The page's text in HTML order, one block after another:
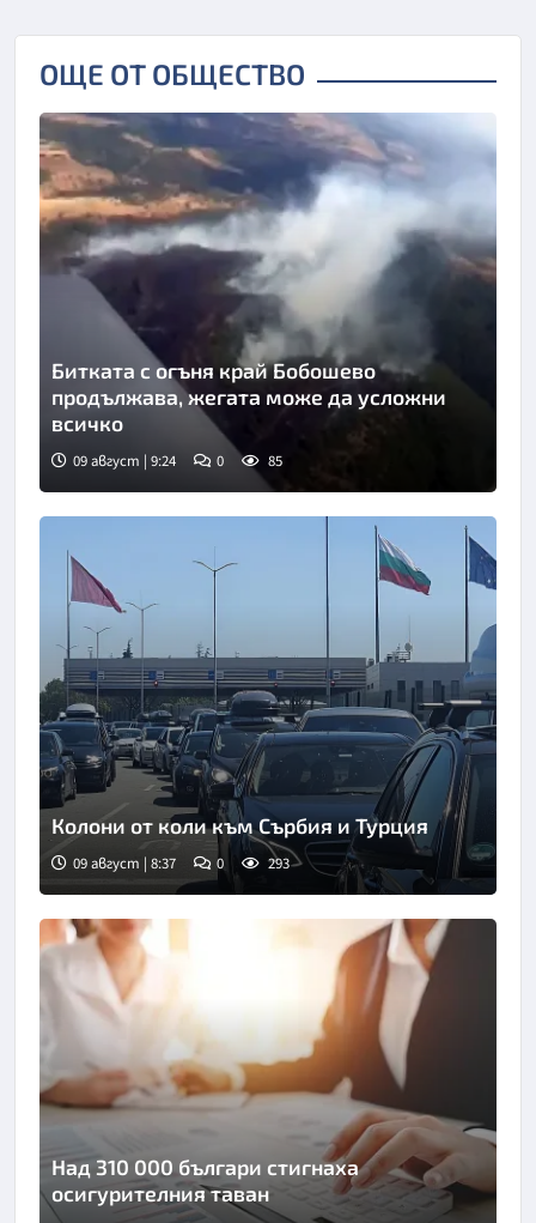
ОЩЕ ОТ ОБЩЕСТВО
Снимка: Нова телевизия
Битката с огъня край Бобошево
продължава, жегата може да усложни
всичко
09 август | 9:24 0 85
Снимка: БНТ
Колони от коли към Сърбия и Турция
09 август | 8:37 0 293
Над 310 000 българи стигнаха
осигурителния таван